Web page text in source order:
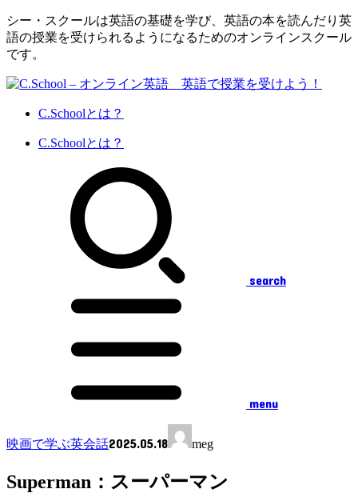
シー・スクールは英語の基礎を学び、英語の本を読んだり英
語の授業を受けられるようになるためのオンラインスクール
です。
C.Schoolとは？
C.Schoolとは？
search
menu
映画で学ぶ英会話2025.05.18 meg
Superman：スーパーマン